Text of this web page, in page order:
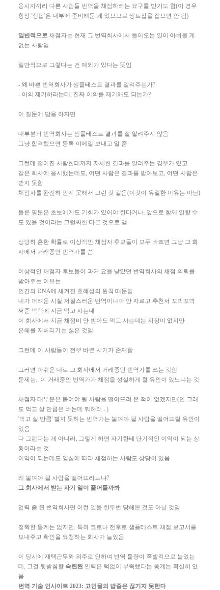
응시자끼리 다른 사람들 번역을 채점하라는 요구를 받기도 함(이 경우
항상 '정답'은 내부에 준비해둔 게 있으므로 생트집을 잡으면 안 됨)
일반적으로 채점자는 현재 그 번역회사에서 들어오는 일이 아쉬울 게
없는 사람임
일반적으로 그렇다는 건 예외가 있다는 뜻임
- 왜 바쁜 번역회사가 샘플테스트 결과를 알려주는가?
- 이의 제기하라는데, 진짜 이의를 제기해도 되는가?
이 질문에 답을 하자면
대부분의 번역회사는 샘플테스트 결과를 잘 알려주지 않음
그냥 합격했으면 등록 이메일 보내고 일 줌
그런데 떨어진 사람한테까지 자세한 결과를 알려주는 경우가 있고
같은 회사에 응시했는데도, 어떤 사람은 결과를 받아보고, 어떤 사람은
받지 못함
채점자를 완전히 믿지 못해서 그런 것 같음(이것이 유일한 이유는 아님)
물론 명분은 초보에게도 기회가 있어야 한다거나, 앞으로 함께 일할 수
도 있을 것이라는 그럴싸한 다른 것으로 댐
상당히 흔한 확률로 이상적인 채점자 후보들이 모두 바쁘면 그냥 그 회
사에서 거래중인 번역가를 씀
이상적인 채점자 후보들이 과거 요율 낮았던 번역회사의 채점 의뢰를
받아주는 이유는
인간의 DNA에 새겨진 호혜성의 원칙 때문임
내가 어려운 시절 저질스러운 번역이나마 안 자르고 추천서 꼬박꼬박
써준 덕택에 지금 먹고 사는데
이 회사에서 지금 채점비 안 받아도 먹고 사는데는 지장이 없지만
은혜를 저버리기는 싫은 것임
그런데 이 사람들이 전부 바쁜 시기가 존재함
그러면 아쉬운 대로 그 회사에서 거래중인 번역가를 쓰는 것임
문제는.. 이 거래중인 번역가가 채점을 성실하게 할 유인이 있느냐는 것
채점자 대부분은 붙여야 될 사람을 떨어뜨려 본 적이 없겠지만(안 그래
도 먹고 살 만큼은 버는데 뭐하러...)
'먹고 살 만큼' 벌지 못하는 번역가는 붙여야 될 사람을 떨어뜨릴 유인이
있음
다 그런다는 게 아니라, 그렇게 하면 자기한테 단기적인 이익이 되는 상
황이라는 것
이익이 되는데도 양심에 따라 채점하는 사람도 상당히 있음
왜 붙여야 될 사람을 떨어뜨리느냐?
그 회사에서 받는 자기 일이 줄어들까봐
업력 좀 된 번역회사면 이런 일을 한두번 당해본 것도 아닐 것임
정확한 통계는 없지만, 특히 코로나 전후로 샘플테스트 채점 보고서를
보내주고 확인을 요청하는 회사가 늘었음
이 당시에 재택근무와 외주로 인하여 번역 물량이 폭발적으로 늘었는
데, 그걸 뒷받침할 숙련된 인력은 턱없이 부족했다는 통계는 확실히 있
음
번역 기술 인사이트 2023: 고인물의 밥줄은 끊기지 못한다